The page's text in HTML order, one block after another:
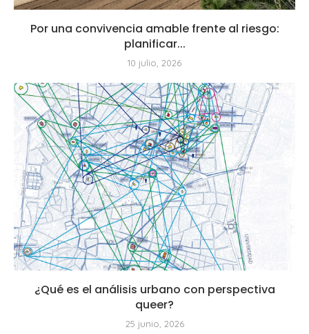
Por una convivencia amable frente al riesgo:
planificar...
10 julio, 2026
¿Qué es el análisis urbano con perspectiva
queer?
25 junio, 2026